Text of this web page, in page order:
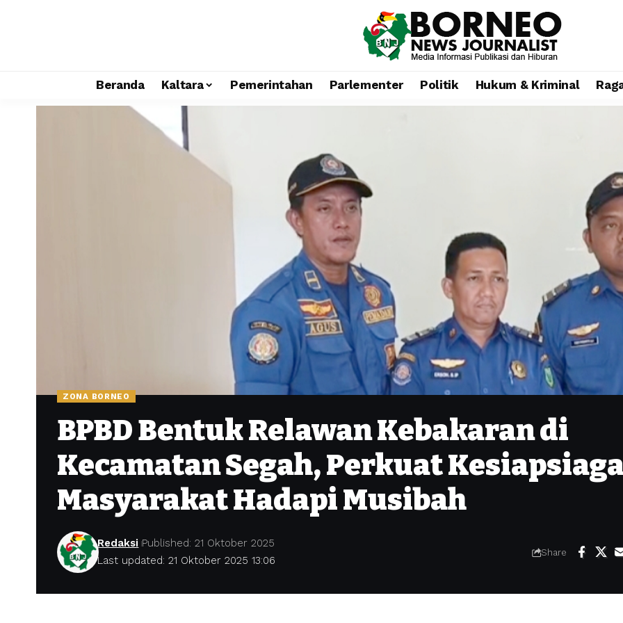
Beranda Kaltara Pemerintahan Parlementer Politik Hukum & Kriminal
ZONA BORNEO
BPBD Bentuk Relawan Kebakaran di
Kecamatan Segah, Perkuat
Masyarakat Hadapi Musibah
Last updated: 21 Oktober 2025 13:06
Redaksi Published: 21 Oktober 2025
Share